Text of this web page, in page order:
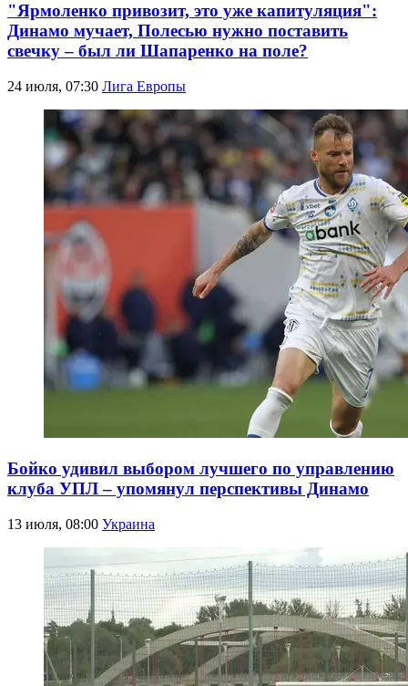
"Ярмоленко привозит, это уже капитуляция":
Динамо мучает, Полесью нужно поставить
свечку – был ли Шапаренко на поле?
24 июля, 07:30 Лига Европы
Бойко удивил выбором лучшего по управлению
клуба УПЛ – упомянул перспективы Динамо
13 июля, 08:00 Украина